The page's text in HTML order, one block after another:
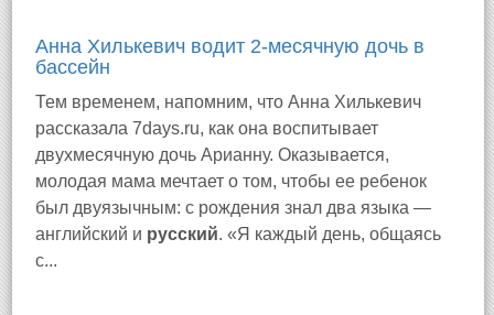
Анна Хилькевич водит 2-месячную дочь в
бассейн
Тем временем, напомним, что Анна Хилькевич
рассказала 7days.ru, как она воспитывает
двухмесячную дочь Арианну. Оказывается,
молодая мама мечтает о том, чтобы ее ребенок
был двуязычным: с рождения знал два языка —
английский и русский. «Я каждый день, общаясь
с...